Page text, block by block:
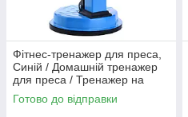
Фітнес-тренажер для преса,
Синій / Домашній тренажер
для преса / Тренажер на
присосках
Готово до відправки